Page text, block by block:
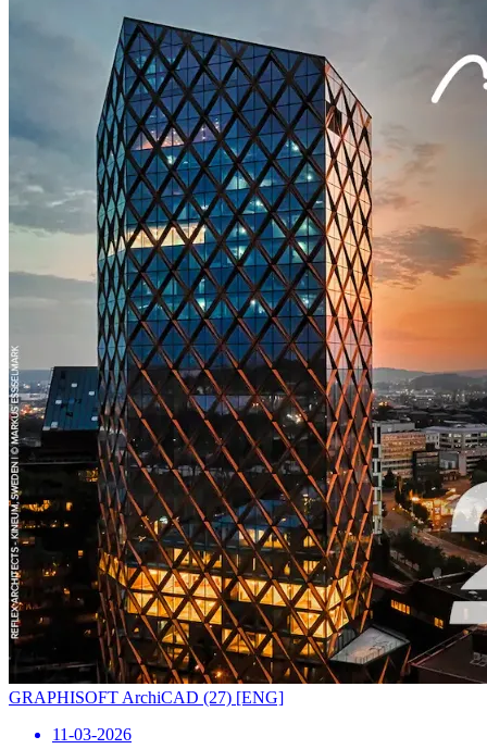
GRAPHISOFT ArchiCAD (27) [ENG]
11-03-2026